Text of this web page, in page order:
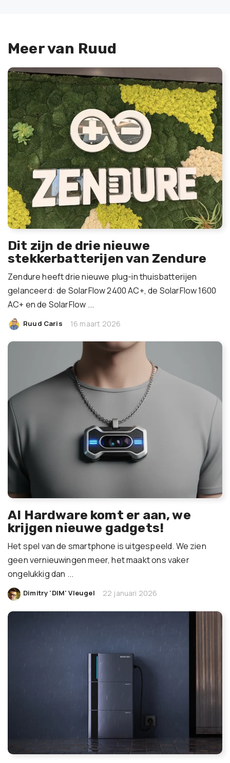
Meer van Ruud
Dit zijn de drie nieuwe
stekkerbatterijen van Zendure
Zendure heeft drie nieuwe plug-in thuisbatterijen
gelanceerd: de SolarFlow 2400 AC+, de SolarFlow 1600
AC+ en de SolarFlow ...
Ruud Caris 16 maart 2026
AI Hardware komt er aan, we
krijgen nieuwe gadgets!
Het spel van de smartphone is uitgespeeld. We zien
geen vernieuwingen meer, het maakt ons vaker
ongelukkig dan ...
Dimitry 'DIM' Vleugel 22 januari 2026